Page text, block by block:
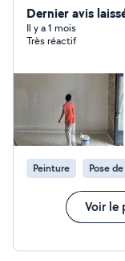
Dernier avis
Il y a 1 mois
Très réactif
Peinture Pose
Voir le